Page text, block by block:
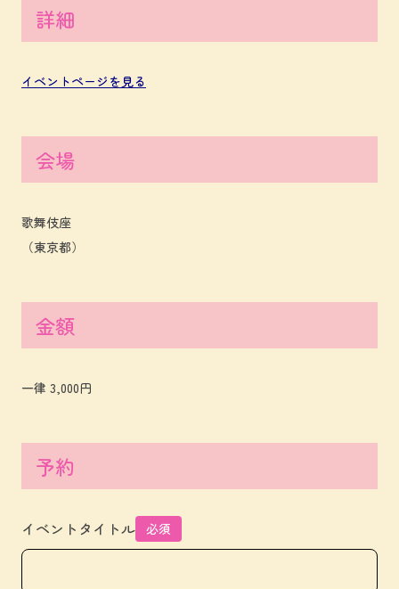
詳細
イベントページを見る
会場
歌舞伎座
（東京都）
金額
一律 3,000円
予約
イベントタイトル 必須